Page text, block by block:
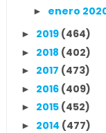
► enero
► 2019 (464)
► 2018 (402)
► 2017 (473)
► 2016 (409)
► 2015 (452)
► 2014 (477)